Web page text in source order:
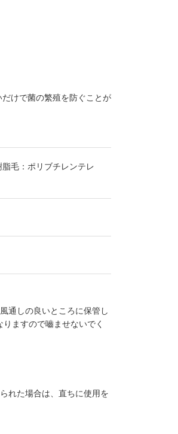
けで菌の繁殖を防ぐことが
毛：ポリブチレンテレ
通しの良いところに保管し
ますので嚙ませないでく
れた場合は、直ちに使用を